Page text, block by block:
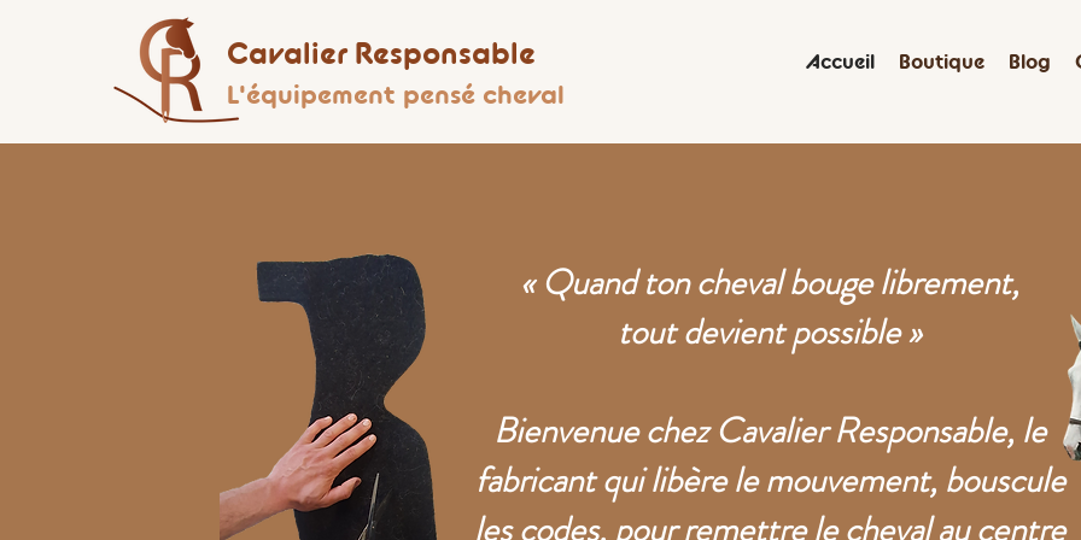
Cavalier Responsable
L'équipement pensé cheval
Accueil Boutique Blog
« Quand ton cheval bouge librement,
tout devient possible »
Bienvenue chez Cavalier Responsable, le
fabricant qui libère le mouvement, bouscule
les codes, pour remettre le cheval au centre